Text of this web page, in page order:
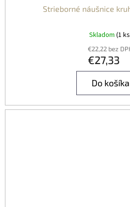
Strieborné náušnice
Skladom (1
€22,22 bez
€27,33
Do košíka